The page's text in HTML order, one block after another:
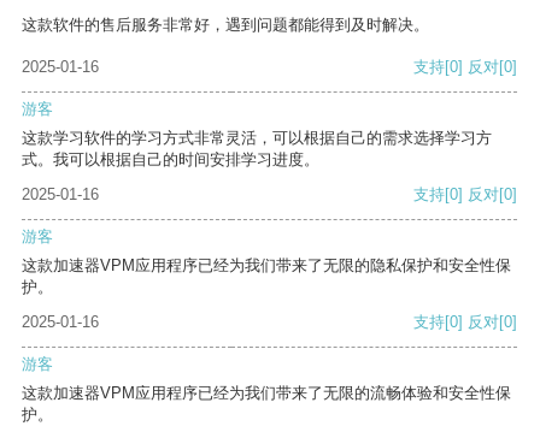
这款软件的售后服务非常好，遇到问题都能得到及时解决。
2025-01-16 支持[0] 反对[0]
游客
这款学习软件的学习方式非常灵活，可以根据自己的需求选择学习方
式。我可以根据自己的时间安排学习进度。
2025-01-16
支持[0] 反对[0]
游客
这款加速器VPM应用程序已经为我们带来了无限的隐私保护和安全性保
护。
2025-01-16
支持[0] 反对[0]
游客
这款加速器VPM应用程序已经为我们带来了无限的流畅体验和安全性保
护。